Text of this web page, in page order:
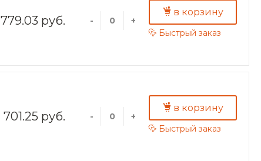
779.03 руб. - +
в корзину
Быстрый заказ
701.25 руб. - +
в корзину
Быстрый заказ